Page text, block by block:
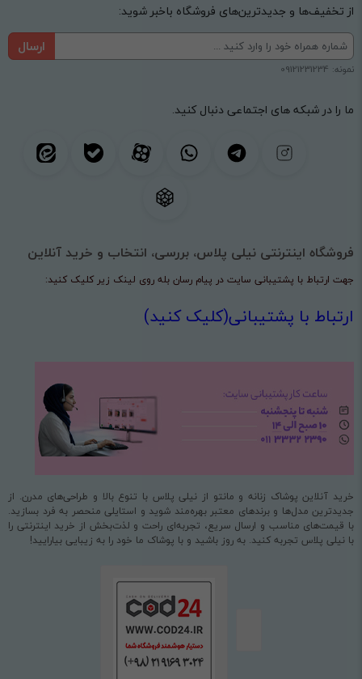
از تخفیف‌ها و جدیدترین‌های فروشگاه باخبر شوید:
ارسال
نمونه: 09121231234
ما را در شبکه های اجتماعی دنبال کنید.
فروشگاه اینترنتی نیلی پلاس، بررسی، انتخاب و خرید آنلاین
جهت ارتباط با پشتیبانی سایت در پیام رسان بله روی لینک زیر کلیک کنید:
ارتباط با پشتیبانی(کلیک کنید)
خرید آنلاین پوشاک زنانه و مانتو از نیلی پلاس با تنوع بالا و طراحی‌های مدرن. از
جدیدترین مدل‌ها و برندهای معتبر بهره‌مند شوید و استایلی منحصر به فرد بسازید.
با قیمت‌های مناسب و ارسال سریع، تجربه‌ای راحت و لذت‌بخش از خرید اینترنتی را
با نیلی پلاس تجربه کنید. به روز باشید و با پوشاک ما خود را به زیبایی بیارایید!